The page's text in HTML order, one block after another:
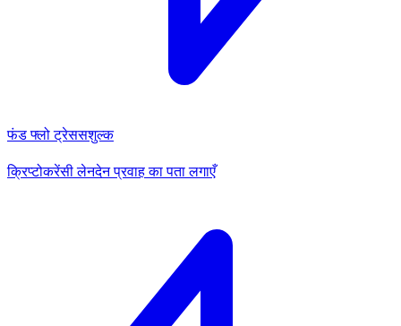
फंड फ्लो ट्रेससशुल्क
क्रिप्टोकरेंसी लेनदेन प्रवाह का पता लगाएँ